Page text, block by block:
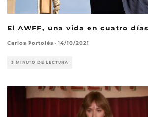
El AWFF, una vida en cuatro días
Carlos Portolés · 14/10/2021
3 MINUTO DE LECTURA